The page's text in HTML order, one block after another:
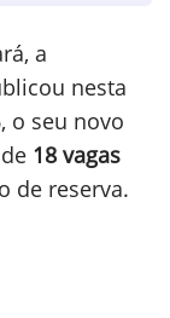
a
nesta
o seu novo
18 vagas
de reserva.